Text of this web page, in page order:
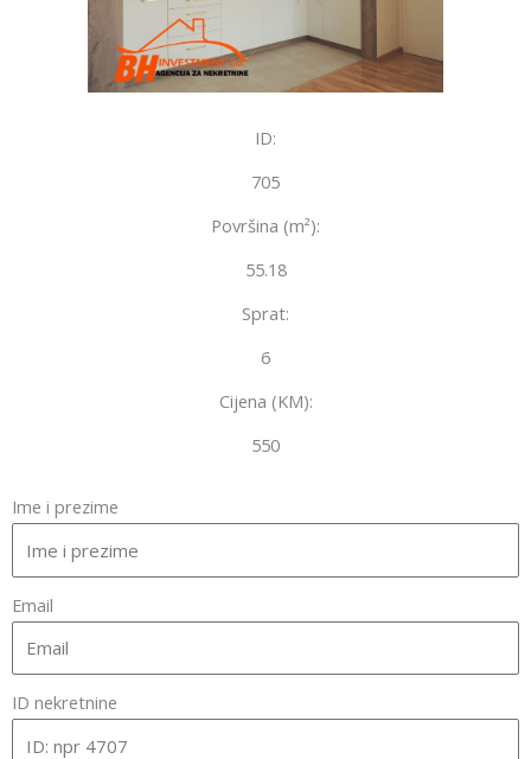
ID:
705
Površina (m²):
55.18
Sprat:
6
Cijena (KM):
550
Ime i prezime
Email
ID nekretnine